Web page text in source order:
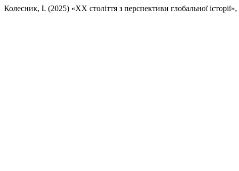
Колесник, І. (2025) «ХХ століття з перспективи глобальної історії»,